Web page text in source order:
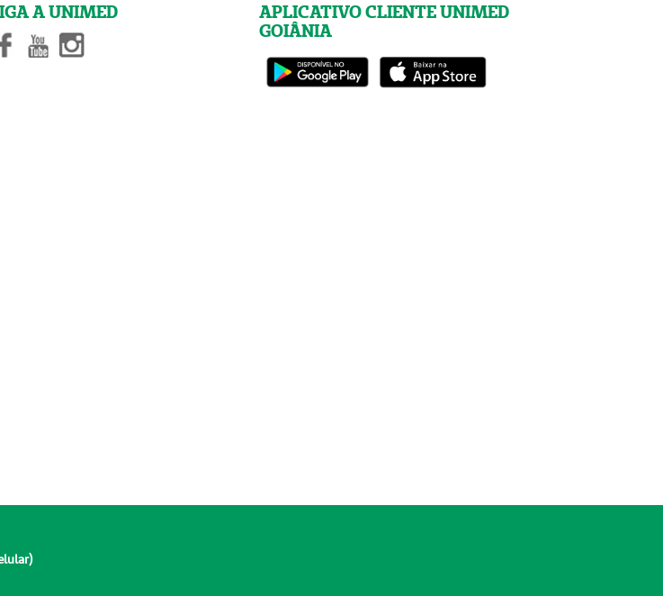
A UNIMED
APLICATIVO CLIENTE UNIMED
GOIÂNIA